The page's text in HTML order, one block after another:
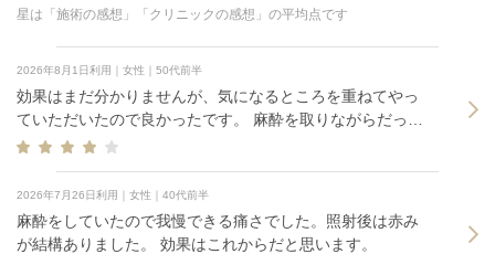
星は「施術の感想」「クリニックの感想」の平均点です
2026年8月1日利用｜女性｜50代前半
効果はまだ分かりませんが、気になるところを重ねてやっ
ていただいたので良かったです。 麻酔を取りながらだった
ので痛みは全然大丈夫でした。
2026年7月26日利用｜女性｜40代前半
麻酔をしていたので我慢できる痛さでした。照射後は赤み
が結構ありました。 効果はこれからだと思います。